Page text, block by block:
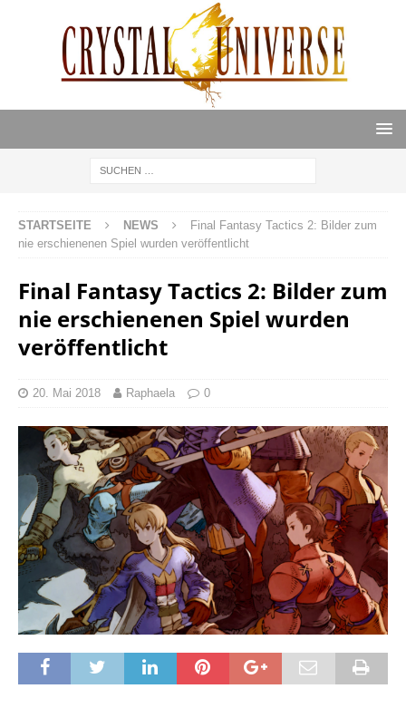
STARTSEITE NEWS
Final Fantasy Tactics 2: Bilder zum
nie erschienenen Spiel wurden veröffentlicht
Final Fantasy Tactics 2: Bilder zum
nie erschienenen Spiel wurden
veröffentlicht
20. Mai 2018 Raphaela 0